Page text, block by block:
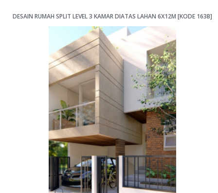
DESAIN RUMAH SPLIT LEVEL 3 KAMAR DIATAS LAHAN 6X12M [KODE 163B]